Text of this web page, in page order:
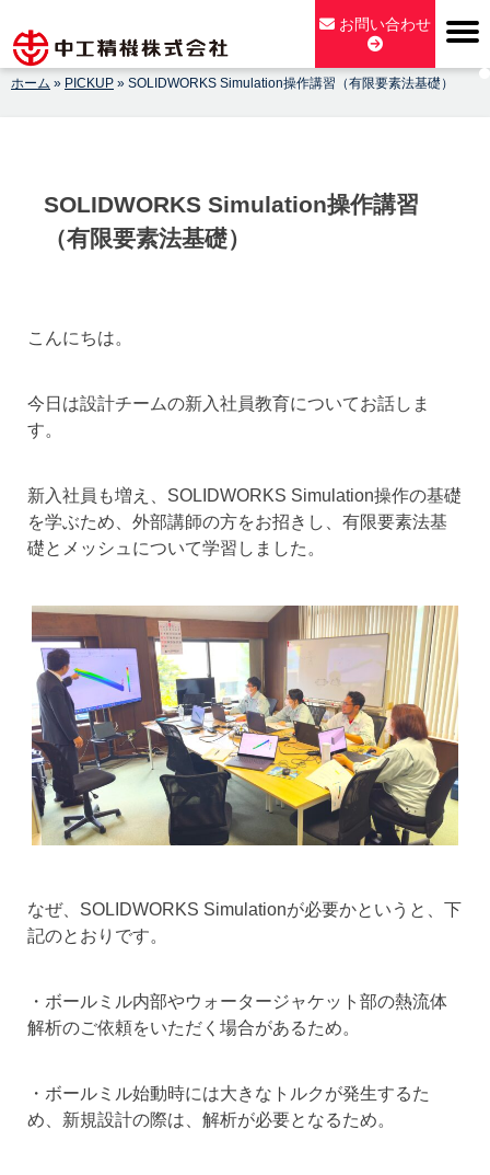
content
お問い合わせ
ホーム » PICKUP » SOLIDWORKS Simulation操作講習（有限要素法基礎）
SOLIDWORKS Simulation操作講習
（有限要素法基礎）
こんにちは。
今日は設計チームの新入社員教育についてお話しま
す。
新入社員も増え、SOLIDWORKS Simulation操作の基礎
を学ぶため、外部講師の方をお招きし、有限要素法基
礎とメッシュについて学習しました。
なぜ、SOLIDWORKS Simulationが必要かというと、下
記のとおりです。
・ボールミル内部やウォータージャケット部の熱流体
解析のご依頼をいただく場合があるため。
・ボールミル始動時には大きなトルクが発生するた
め、新規設計の際は、解析が必要となるため。